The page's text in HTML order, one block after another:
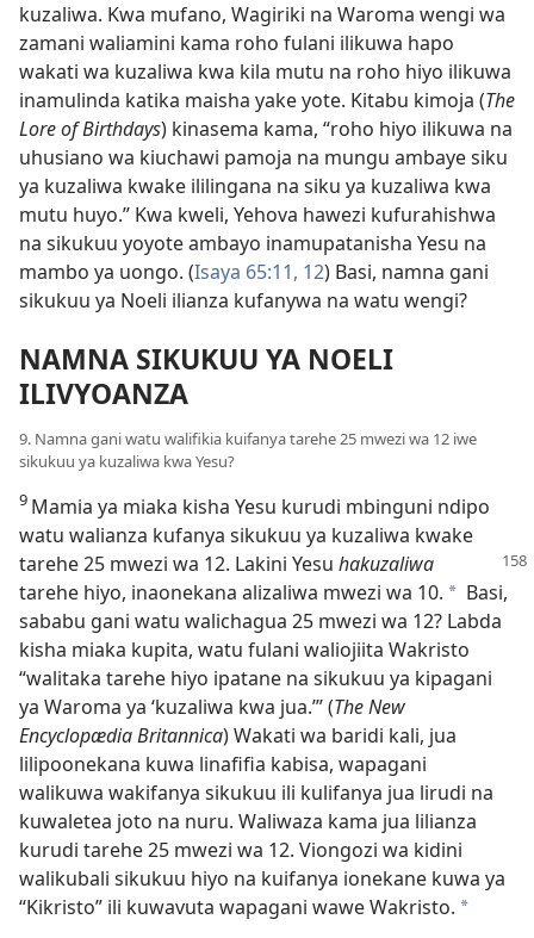
kuzaliwa. Kwa mufano, Wagiriki na Waroma wengi wa
zamani waliamini kama roho fulani ilikuwa hapo
wakati wa kuzaliwa kwa kila mutu na roho hiyo ilikuwa
inamulinda katika maisha yake yote. Kitabu kimoja (The
Lore of Birthdays) kinasema kama, “roho hiyo ilikuwa na
uhusiano wa kiuchawi pamoja na mungu ambaye siku
ya kuzaliwa kwake ililingana na siku ya kuzaliwa kwa
mutu huyo.” Kwa kweli, Yehova hawezi kufurahishwa
na sikukuu yoyote ambayo inamupatanisha Yesu na
mambo ya uongo. (Isaya 65:11, 12) Basi, namna gani
sikukuu ya Noeli ilianza kufanywa na watu wengi?
NAMNA SIKUKUU YA NOELI
ILIVYOANZA
9. Namna gani watu walifikia kuifanya tarehe 25 mwezi wa 12 iwe
sikukuu ya kuzaliwa kwa Yesu?
9 Mamia ya miaka kisha Yesu kurudi mbinguni ndipo
watu walianza kufanya sikukuu ya kuzaliwa kwake
tarehe 25 mwezi wa 12. Lakini Yesu hakuzaliwa
tarehe hiyo, inaonekana alizaliwa mwezi wa 10. * Basi,
sababu gani watu walichagua 25 mwezi wa 12? Labda
kisha miaka kupita, watu fulani waliojiita Wakristo
“walitaka tarehe hiyo ipatane na sikukuu ya kipagani
ya Waroma ya ‘kuzaliwa kwa jua.’” (The New
Encyclopædia Britannica) Wakati wa baridi kali, jua
lilipoonekana kuwa linafifia kabisa, wapagani
walikuwa wakifanya sikukuu ili kulifanya jua lirudi na
kuwaletea joto na nuru. Waliwaza kama jua lilianza
kurudi tarehe 25 mwezi wa 12. Viongozi wa kidini
walikubali sikukuu hiyo na kuifanya ionekane kuwa ya
“Kikristo” ili kuwavuta wapagani wawe Wakristo. *